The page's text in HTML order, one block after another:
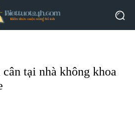
tại nhà không khoa